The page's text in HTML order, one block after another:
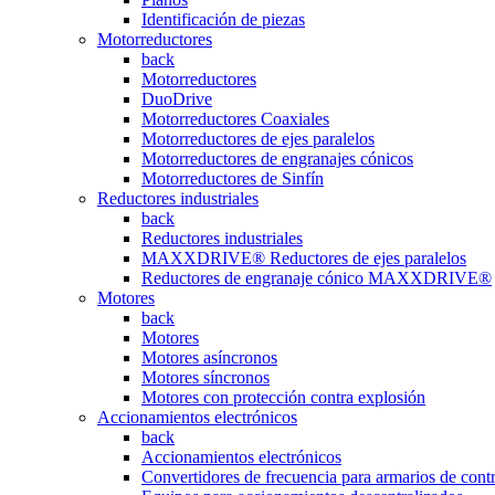
Identificación de piezas
Motorreductores
back
Motorreductores
DuoDrive
Motorreductores Coaxiales
Motorreductores de ejes paralelos
Motorreductores de engranajes cónicos
Motorreductores de Sinfín
Reductores industriales
back
Reductores industriales
MAXXDRIVE® Reductores de ejes paralelos
Reductores de engranaje cónico MAXXDRIVE®
Motores
back
Motores
Motores asíncronos
Motores síncronos
Motores con protección contra explosión
Accionamientos electrónicos
back
Accionamientos electrónicos
Convertidores de frecuencia para armarios de